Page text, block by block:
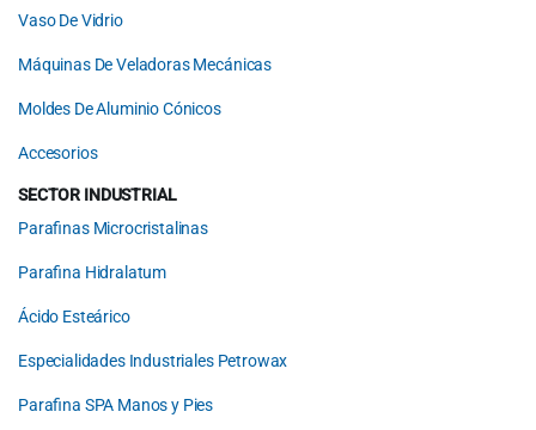
Vaso De Vidrio
Máquinas De Veladoras Mecánicas
Moldes De Aluminio Cónicos
Accesorios
SECTOR INDUSTRIAL
Parafinas Microcristalinas
Parafina Hidralatum
Ácido Esteárico
Especialidades Industriales Petrowax
Parafina SPA Manos y Pies